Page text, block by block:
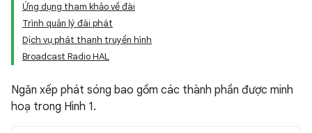
Ứng dụng tham khảo về đài
Trình quản lý đài phát
Dịch vụ phát thanh truyền hình
Broadcast Radio HAL
Ngăn xếp phát sóng bao gồm các thành phần được minh
hoạ trong Hình 1.